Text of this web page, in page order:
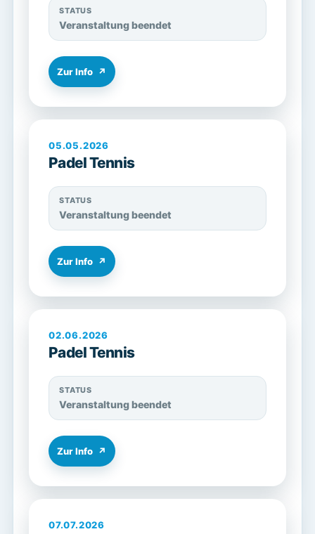
STATUS
Veranstaltung beendet
Zur Info ↗
05.05.2026
Padel Tennis
STATUS
Veranstaltung beendet
Zur Info ↗
02.06.2026
Padel Tennis
STATUS
Veranstaltung beendet
Zur Info ↗
07.07.2026